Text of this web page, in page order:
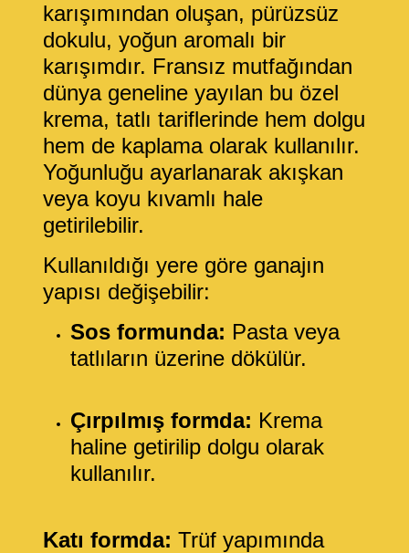
karışımından oluşan, pürüzsüz
dokulu, yoğun aromalı bir
karışımdır. Fransız mutfağından
dünya geneline yayılan bu özel
krema, tatlı tariflerinde hem dolgu
hem de kaplama olarak kullanılır.
Yoğunluğu ayarlanarak akışkan
veya koyu kıvamlı hale
getirilebilir.
Kullanıldığı yere göre ganajın
yapısı değişebilir:
Sos formunda: Pasta veya
tatlıların üzerine dökülür.
Çırpılmış formda: Krema
haline getirilip dolgu olarak
kullanılır.
Katı formda: Trüf yapımında